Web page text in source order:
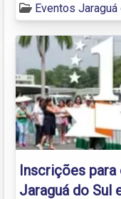
Eventos Jaraguá
Inscrições
Jaraguá do Sul